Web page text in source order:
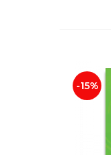
-15%